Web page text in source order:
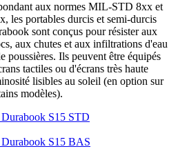
aux normes MIL-STD 8xx et
les portables durcis et semi-durcis
sont conçus pour résister aux
aux chutes et aux infiltrations d'eau
poussières. Ils peuvent être équipés
tactiles ou d'écrans très haute
lisibles au soleil (en option sur
modèles).
S15 STD
S15 BAS